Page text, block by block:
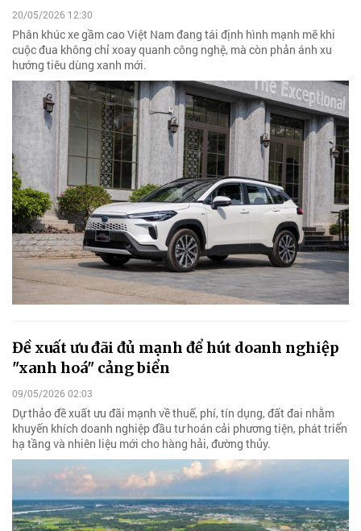
20/05/2026 12:30
Phân khúc xe gầm cao Việt Nam đang tái định hình mạnh mẽ khi
cuộc đua không chỉ xoay quanh công nghệ, mà còn phản ánh xu
hướng tiêu dùng xanh mới.
Đề xuất ưu đãi đủ mạnh để hút doanh nghiệp
"xanh hoá" cảng biển
09/05/2026 02:03
Dự thảo đề xuất ưu đãi mạnh về thuế, phí, tín dụng, đất đai nhằm
khuyến khích doanh nghiệp đầu tư hoán cải phương tiện, phát triển
hạ tầng và nhiên liệu mới cho hàng hải, đường thủy.